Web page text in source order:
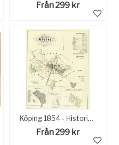
Från 299 kr
Köping 1854 - Historisk karta
Från 299 kr